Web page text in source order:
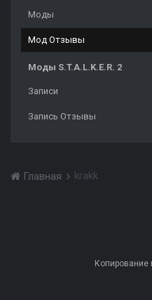
Моды
Мод Отзывы
Моды S.T.A.L.K.E.R. 2
Записи
Запись Отзывы
Главная krakk
Копирование